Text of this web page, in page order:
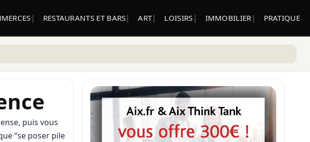
RESTAURANTS ET BARS ART LOISIRS IMMOBILIER PRATIQUE
puis vous
“se poser pile